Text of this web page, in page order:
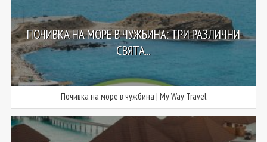
ПОЧИВКА НА МОРЕ В ЧУЖБИНА: ТРИ РАЗЛИЧНИ
СВЯТА...
Почивка на море в чужбина | My Way Travel